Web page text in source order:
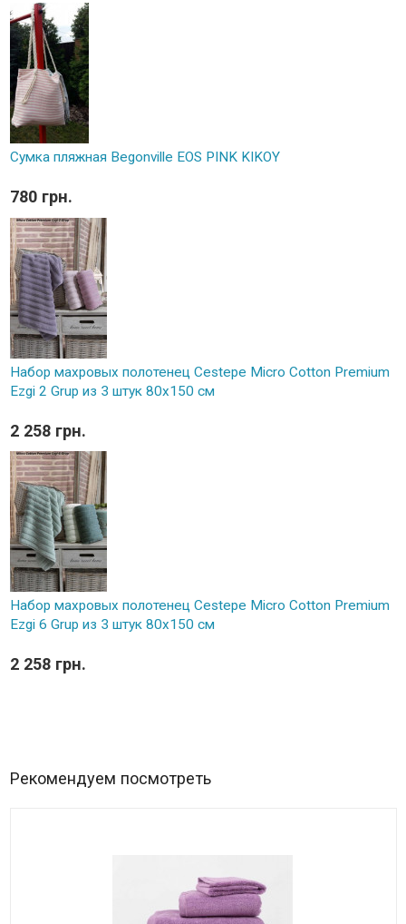
Сумка пляжная Begonville EOS PINK KIKOY
780 грн.
Набор махровых полотенец Cestepe Micro Cotton Premium
Ezgi 2 Grup из 3 штук 80х150 см
2 258 грн.
Набор махровых полотенец Cestepe Micro Cotton Premium
Ezgi 6 Grup из 3 штук 80х150 см
2 258 грн.
Рекомендуем посмотреть